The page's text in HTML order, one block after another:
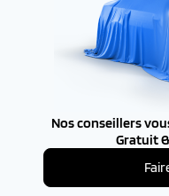
Nos conseillers
Gratuit